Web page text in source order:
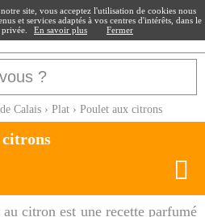
Calais › Plat › Poulet aux citrons
citrons
citron est une recette parfumé
site, vous acceptez l'utilisation de cookies nous
et services adaptés à vos centres d'intérêts, dans le
En savoir plus Fermer